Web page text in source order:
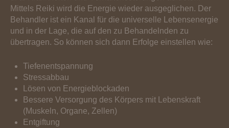
Mittels Reiki wird die Energie wieder ausgeglichen. Der
Behandler ist ein Kanal für die universelle Lebensenergie
und in der Lage, die auf den zu Behandelnden zu
übertragen. So können sich dann Erfolge einstellen wie:
Tiefenentspannung
Stressabbau
Lösen von Energieblockaden
Bessere Versorgung des Körpers mit Lebenskraft
Entgiftung